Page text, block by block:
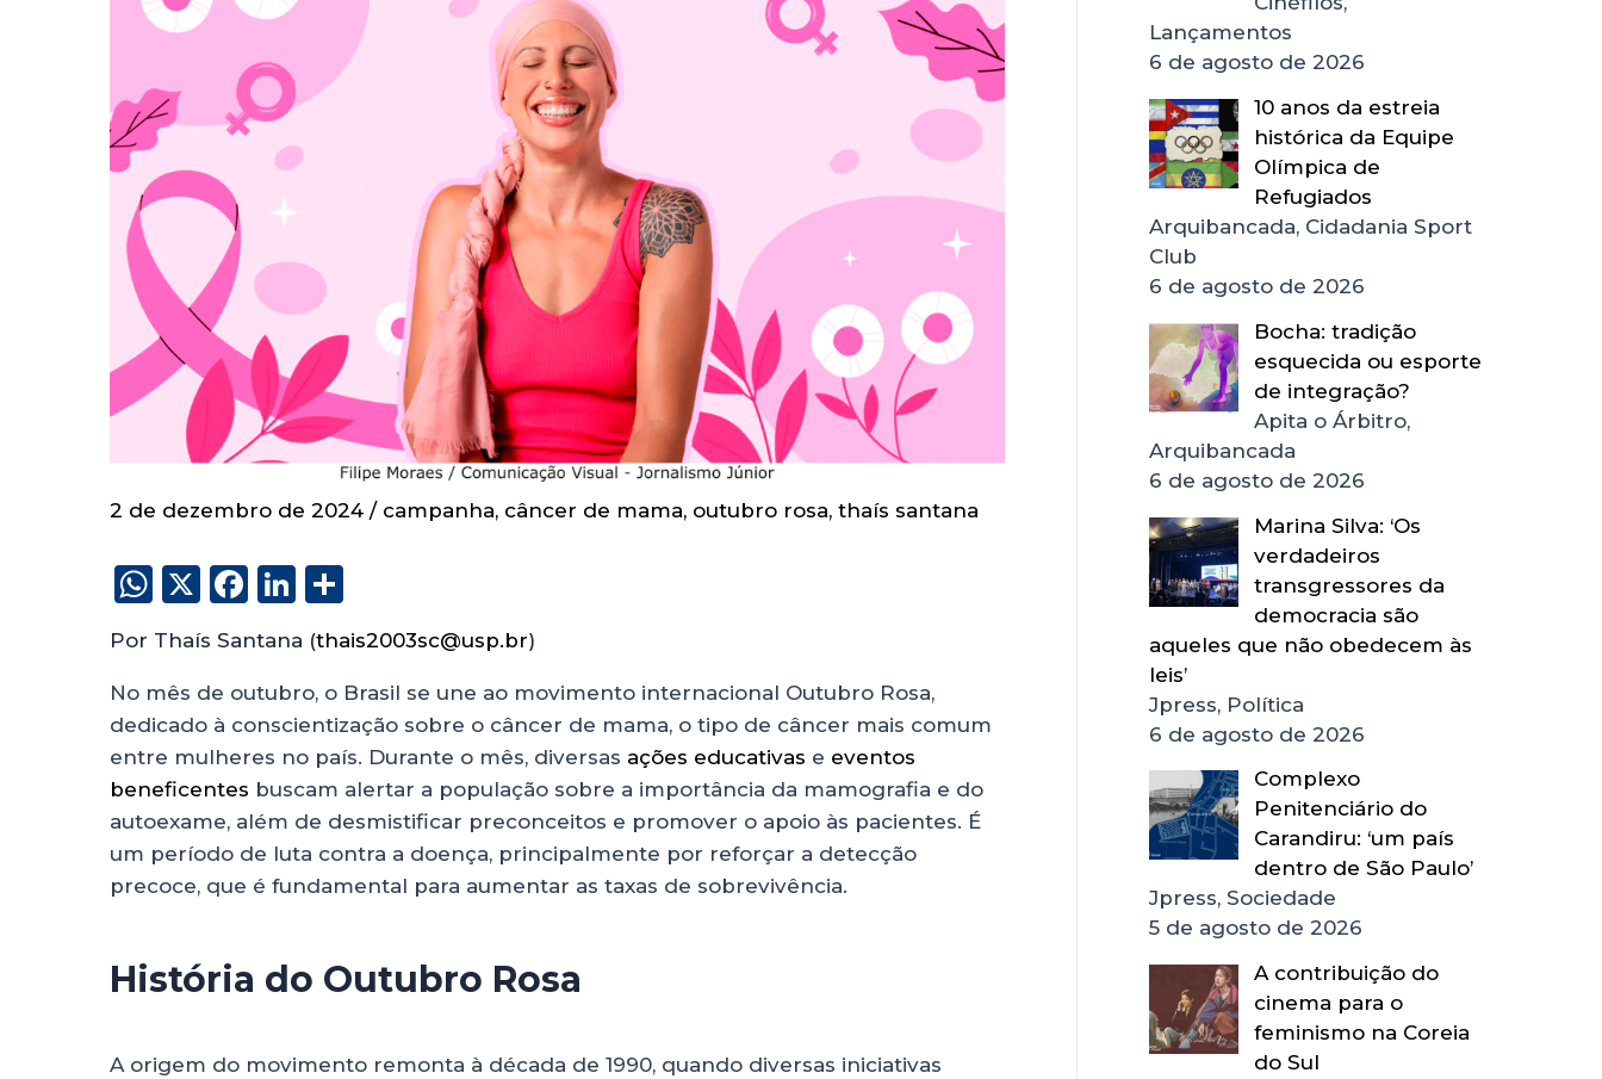
2 de dezembro de 2024 / campanha, câncer de mama, outubro rosa, thaís santana
W
h
a
ts
A
p
p
X
F
c
e
b
o
o
k
Li
n
k
e
dI
n
h
a
re
Por Thaís Santana (thais2003sc@usp.br)
No mês de outubro, o Brasil se une ao movimento internacional Outubro Rosa,
dedicado à conscientização sobre o câncer de mama, o tipo de câncer mais comum
entre mulheres no país. Durante o mês, diversas ações educativas e eventos
beneficentes buscam alertar a população sobre a importância da mamografia e do
autoexame, além de desmistificar preconceitos e promover o apoio às pacientes. É
um período de luta contra a doença, principalmente por reforçar a detecção
precoce, que é fundamental para aumentar as taxas de sobrevivência.
História do Outubro Rosa
A origem do movimento remonta à década de 1990, quando diversas iniciativas
Lançamentos
6 de agosto de 2026
10 anos da estreia
histórica da Equipe
Olímpica de
Refugiados
Arquibancada, Cidadania Sport
Club
6 de agosto de 2026
Bocha: tradição
esquecida ou esporte
de integração?
Apita o Árbitro,
Arquibancada
6 de agosto de 2026
Marina Silva: ‘Os
verdadeiros
transgressores da
democracia são
aqueles que não obedecem às
leis’
Jpress, Política
6 de agosto de 2026
Complexo
Penitenciário do
Carandiru: ‘um país
dentro de São Paulo’
Jpress, Sociedade
5 de agosto de 2026
A contribuição do
cinema para o
feminismo na Coreia
do Sul